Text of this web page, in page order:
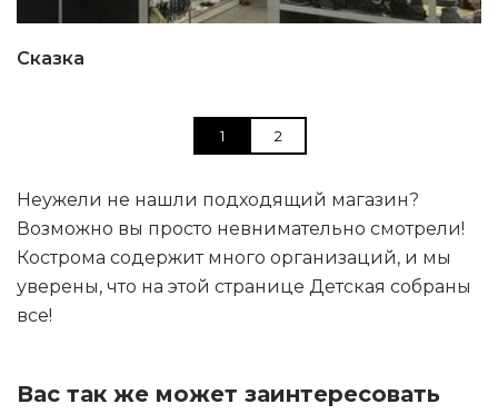
Сказка
1 2
Неужели не нашли подходящий магазин?
Возможно вы просто невнимательно смотрели!
Кострома содержит много организаций, и мы
уверены, что на этой странице Детская собраны
все!
Вас так же может заинтересовать